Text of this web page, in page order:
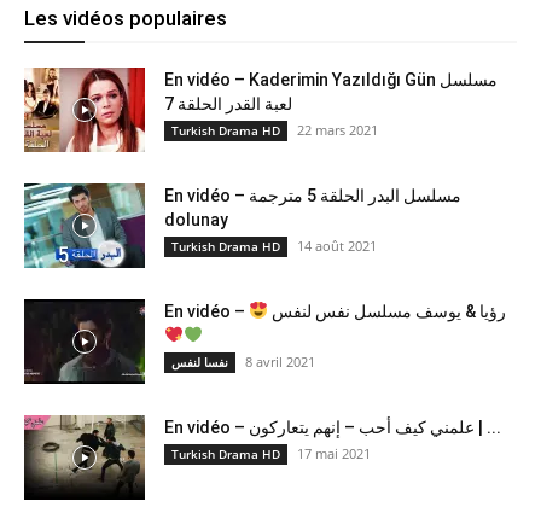
Les vidéos populaires
En vidéo – Kaderimin Yazıldığı Gün مسلسل
لعبة القدر الحلقة 7
Turkish Drama HD 22 mars 2021
En vidéo – مسلسل البدر الحلقة 5 مترجمة
dolunay
Turkish Drama HD 14 août 2021
En vidéo – رؤيا & يوسف مسلسل نفس لنفس
نفسا لنفس 8 avril 2021
En vidéo – علمني كيف أحب – إنهم يتعاركون ​| ...
Turkish Drama HD 17 mai 2021